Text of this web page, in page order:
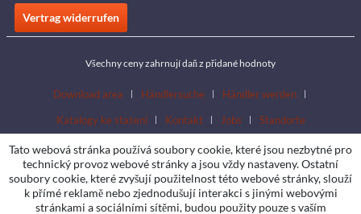
Vertrag widerrufen
Všechny ceny zahrnují daň z přidané hodnoty
Download area Händlersuche
Händler werden
Katalogy ke stažení
Kontakt Jobs Standorte
Tato webová stránka používá soubory cookie, které jsou nezbytné pro
technický provoz webové stránky a jsou vždy nastaveny. Ostatní
soubory cookie, které zvyšují použitelnost této webové stránky, slouží
k přímé reklamě nebo zjednodušují interakci s jinými webovými
stránkami a sociálními sítěmi, budou použity pouze s vaším